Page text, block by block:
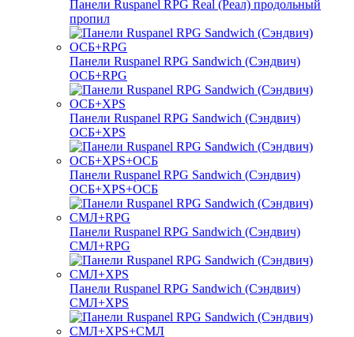
Панели Ruspanel RPG Real (Реал) продольный
пропил
Панели Ruspanel RPG Sandwich (Сэндвич)
ОСБ+RPG
Панели Ruspanel RPG Sandwich (Сэндвич)
ОСБ+XPS
Панели Ruspanel RPG Sandwich (Сэндвич)
ОСБ+XPS+ОСБ
Панели Ruspanel RPG Sandwich (Сэндвич)
СМЛ+RPG
Панели Ruspanel RPG Sandwich (Сэндвич)
СМЛ+XPS